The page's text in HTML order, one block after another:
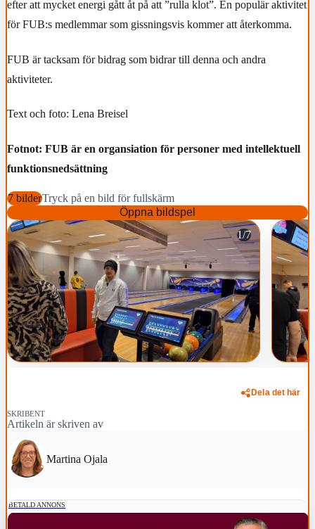
efter att mycket energi gått åt på att ”rulla klot”. En populär aktivitet
för FUB:s medlemmar som gissningsvis kommer att återkomma.
FUB är tacksam för bidrag som bidrar till denna och andra
aktiviteter.
Text och foto: Lena Breisel
Fotnot: FUB är en organsiation för personer med intellektuell
funktionsnedsättning
7 bilderTryck på en bild för fullskärm
Öppna bildspel
1/7
Dela det här
SKRIBENT
Artikeln är skriven av
Martina Ojala
BETALD ANNONS